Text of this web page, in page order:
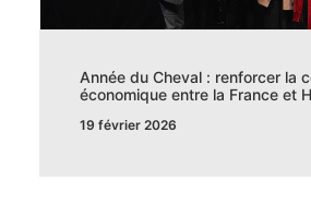
Année du Cheval : renforcer la
économique entre la France et
19 février 2026